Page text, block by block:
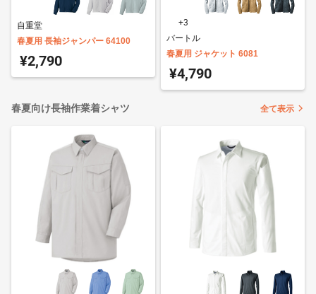
自重堂
春夏用 長袖ジャンパー 64100
¥2,790
+3
バートル
春夏用 ジャケット 6081
¥4,790
春夏向け長袖作業着シャツ 全て表示